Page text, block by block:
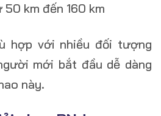
50 km đến 160 km
hợp với nhiều đối tượng
mới bắt đầu dễ dàng
này.